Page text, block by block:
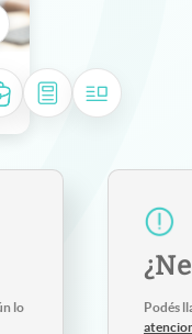
lo
Podés